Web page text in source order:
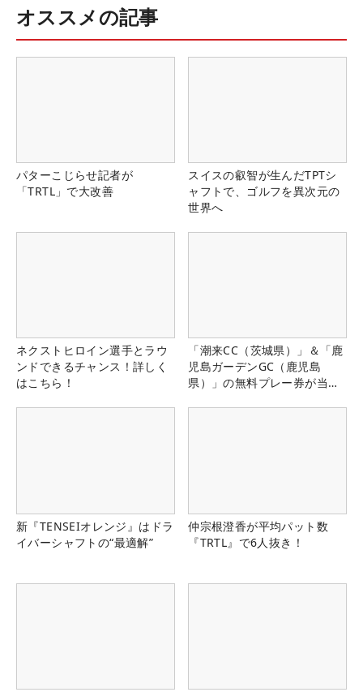
オススメの記事
パターこじらせ記者が
「TRTL」で大改善
スイスの叡智が生んだTPTシ
ャフトで、ゴルフを異次元の
世界へ
ネクストヒロイン選手とラウ
ンドできるチャンス！詳しく
はこちら！
「潮来CC（茨城県）」＆「鹿
児島ガーデンGC（鹿児島
県）」の無料プレー券が当た
新『TENSEIオレンジ』はドラ
イバーシャフトの“最適解”
仲宗根澄香が平均パット数
『TRTL』で6人抜き！